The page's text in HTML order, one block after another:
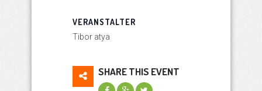
VERANSTALTER
Tibor atya
SHARE THIS EVENT